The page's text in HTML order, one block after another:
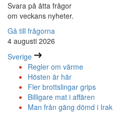
Svara på åtta frågor
om veckans nyheter.
Gå till frågorna
4 augusti 2026
Sverige
Regler om värme
Hösten är här
Fler brottslingar grips
Billigare mat i affären
Man från gäng dömd i Irak